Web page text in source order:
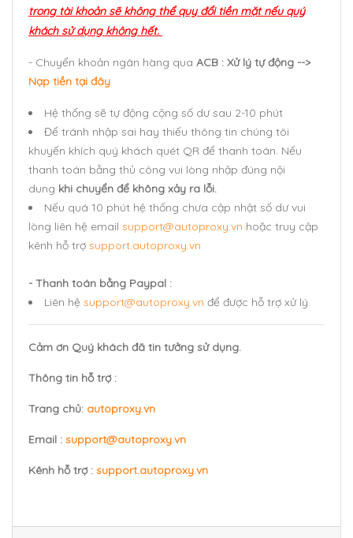
trong tài khoản sẽ không thể quy đổi tiền mặtnếu quý
khách sử dụng không hết.
- Chuyển khoản ngân hàng qua ACB : Xử lý tự động -->
Nạp tiền tại đây
Hệ thống sẽ tự động cộng số dư sau 2-10 phút
Để tránh nhập sai hay thiếu thông tin chúng tôi
khuyến khích quý khách quét QR để thanh toán. Nếu
thanh toán bằng thủ công vui lòng nhập đúng nội
dung khi chuyển để không xảy ra lỗi.
Nếu quá 10 phút hệ thống chưa cập nhật số dư vui
lòng liên hệ email support@autoproxy.vn hoặc truy cập
kênh hỗ trợ support.autoproxy.vn
- Thanh toán bằng Paypal :
Liên hệ support@autoproxy.vn để được hỗ trợ xử lý.
Cảm ơn Quý khách đã tin tưởng sử dụng.
Thông tin hỗ trợ :
Trang chủ: autoproxy.vn
Email : support@autoproxy.vn
Kênh hỗ trợ : support.autoproxy.vn